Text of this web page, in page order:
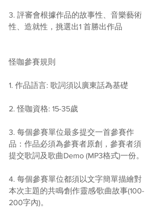
3. 評審會根據作品的故事性、音樂藝術
性、造就性，挑選出1 首勝出作品
怪咖參賽規則
1. 作品語言: 歌詞須以廣東話為基礎
2. 怪咖資格: 15-35歲
3. 每個參賽單位最多提交一首參賽作
品：作品必須為參賽者原創，參賽者須
提交歌詞及歌曲Demo (MP3格式)一份。
4. 每個參賽單位都須以文字簡單描繪對
本次主題的共鳴∕創作靈感∕歌曲故事(100-
200字內)。